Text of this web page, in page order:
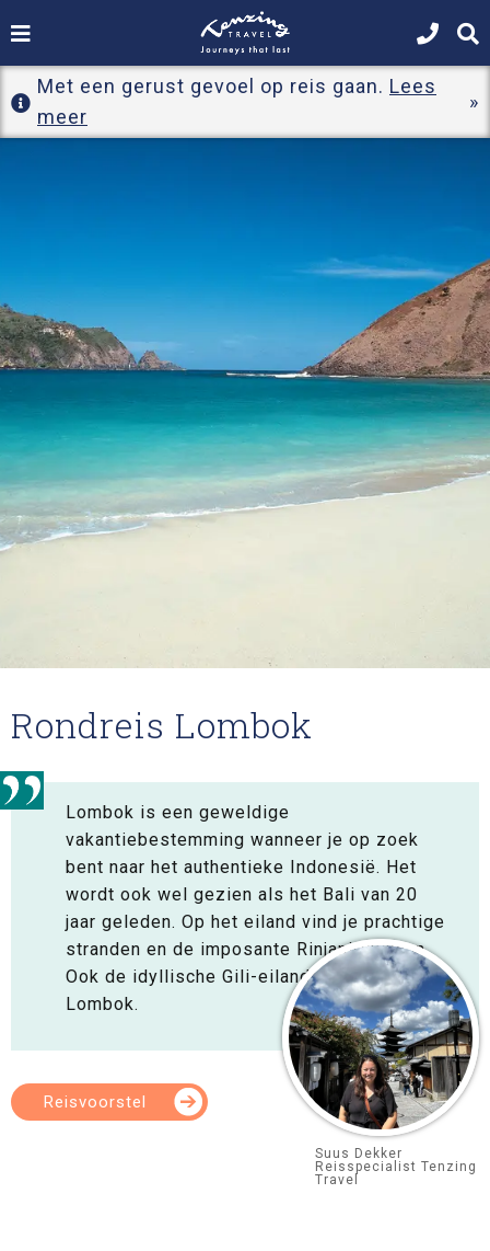
Met een gerust gevoel op reis gaan. Lees
meer
Rondreis Lombok
Lombok is een geweldige
vakantiebestemming wanneer je op zoek
bent naar het authentieke Indonesië. Het
wordt ook wel gezien als het Bali van 20
jaar geleden. Op het eiland vind je prachtige
stranden en de imposante Rinjani-vulkaan.
Ook de idyllische Gili-eilanden vallen onder
Lombok.
Reisvoorstel
Suus Dekker
Reisspecialist Tenzing
Travel